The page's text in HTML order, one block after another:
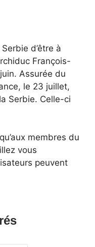
d’être à
François-
Assurée du
le 23 juillet,
Serbie. Celle-ci
membres du
vous
peuvent